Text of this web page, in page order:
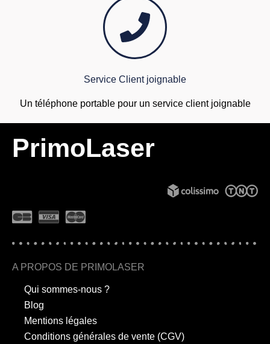
Service Client joignable
Un téléphone portable pour un service client joignable
PrimoLaser
A PROPOS DE PRIMOLASER
Qui sommes-nous ?
Blog
Mentions légales
Conditions générales de vente (CGV)